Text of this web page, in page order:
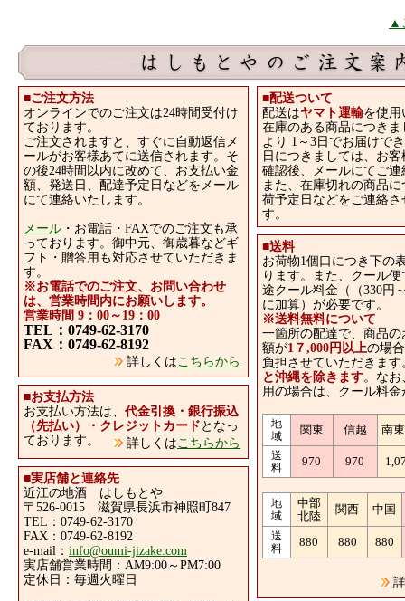
▲
■ご注文方法
オンラインでのご注文は24時間受付け
ております。
ご注文されますと、すぐに自動返信メ
ールがお客様あてに送信されます。そ
の後24時間以内に改めて、お支払い金
額、発送日、配達予定日などをメール
にて連絡いたします。
メール ・お電話・FAXでのご注文も承
っております。御中元、御歳暮などギ
フト・贈答用も対応させていただきま
す。
※お電話でのご注文、お問い合わせ
は、営業時間内にお願いします。
営業時間 9：00～19：00
TEL：0749-62-3170
FAX：0749-62-8192
詳しくはこちらから
■お支払方法
お支払い方法は、 代金引換・銀行振込
（先払い）・クレジットカード となっ
ております。
詳しくはこちらから
■実店舗と連絡先
近江の地酒 はしもとや
〒526-0015 滋賀県長浜市神照町847
TEL：0749-62-3170
FAX：0749-62-8192
e-mail： info@oumi-jizake.com
実店舗営業時間：AM9:00～PM7:00
定休日：毎週火曜日
■配送ついて
配送はヤマト運輸を使用
在庫のある商品につき
より 1～3日でお届けで
日につきましては、お
確認後、メールにてご
また、在庫切れの商品
荷予定日などをご連絡
す。
■送料
お荷物1個口につき下の
ります。また、クール
途クール料金（（330円
に加算）が必要です。
※送料無料について
一箇所の配達で、商品
額が1７,000円以上の場
負担させていただきま
と沖縄を除きます。なお
用の場合は、クール料
地
域
関東 信越 南
送
料
970 970
地
域
中部
北陸
関西 中国
送
料
880 880 880